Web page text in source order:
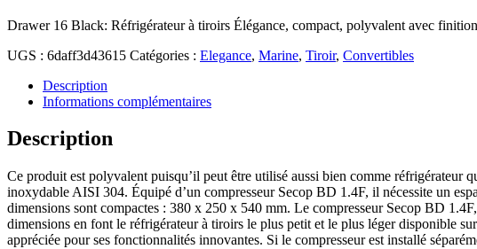
Drawer 16 Black: Réfrigérateur à tiroirs Élégance, compact, polyvalent avec
UGS : 6daff3d43615 Catégories : Elegance, Marine, Tiroir, Convertibles
Description
Informations complémentaires
Description
Ce produit est polyvalent puisqu’il peut être utilisé aussi bien comme réfrigérateur
inoxydable AISI 304. Équipé d’un compresseur Secop BD 1.4F, il nécessite un
dimensions sont compactes : 380 x 250 x 540 mm. Le compresseur Secop BD
dimensions en font le réfrigérateur à tiroirs le plus petit et le plus léger disponible
appréciée pour ses fonctionnalités innovantes. Si le compresseur est installé